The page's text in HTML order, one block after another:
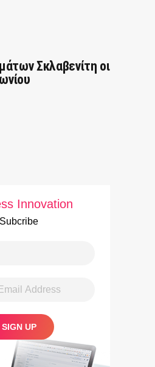
Σκλαβενίτη οι
Innovation
Subcribe